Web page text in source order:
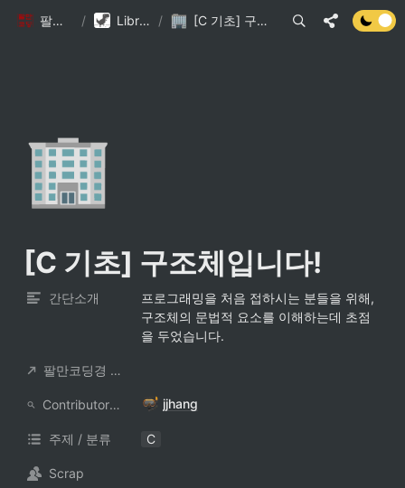
팔만코딩경 / Library DB / [C 기초] 구조체입니다!
🏢
[C 기초] 구조체입니다!
간단소개
프로그래밍을 처음 접하시는 분들을 위해,
구조체의 문법적 요소를 이해하는데 초점
을 두었습니다.
팔만코딩경 컨트리뷰터
ContributorNotionAccount jjhang
주제 / 분류 C
Scrap